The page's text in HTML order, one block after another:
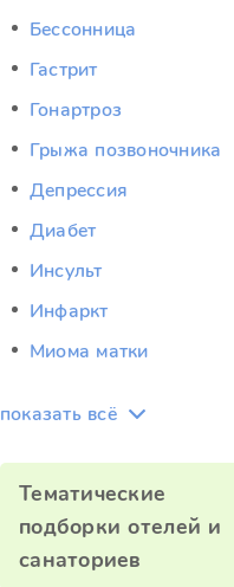
Бессонница
Гастрит
Гонартроз
Грыжа позвоночника
Депрессия
Диабет
Инсульт
Инфаркт
Миома матки
показать всё
Тематические
подборки отелей и
санаториев